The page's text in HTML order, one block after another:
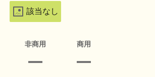
該当なし
非商用 商用